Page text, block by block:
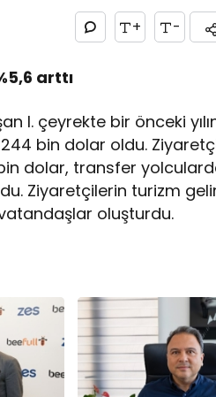
+ -
arttı
I. çeyrekte bir önceki
bin dolar oldu.
dolar, transfer
Ziyaretçilerin turizm
vatandaşlar oluşturdu.